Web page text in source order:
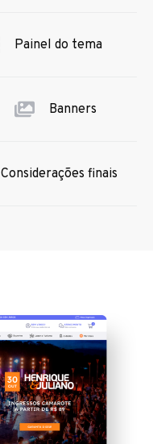
Painel do tema
Banners
Considerações finais